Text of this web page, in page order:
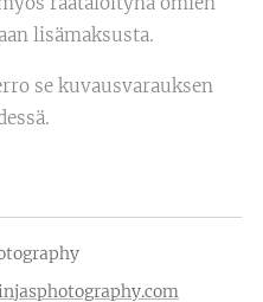
lisämaksusta.
se kuvausvarauksen